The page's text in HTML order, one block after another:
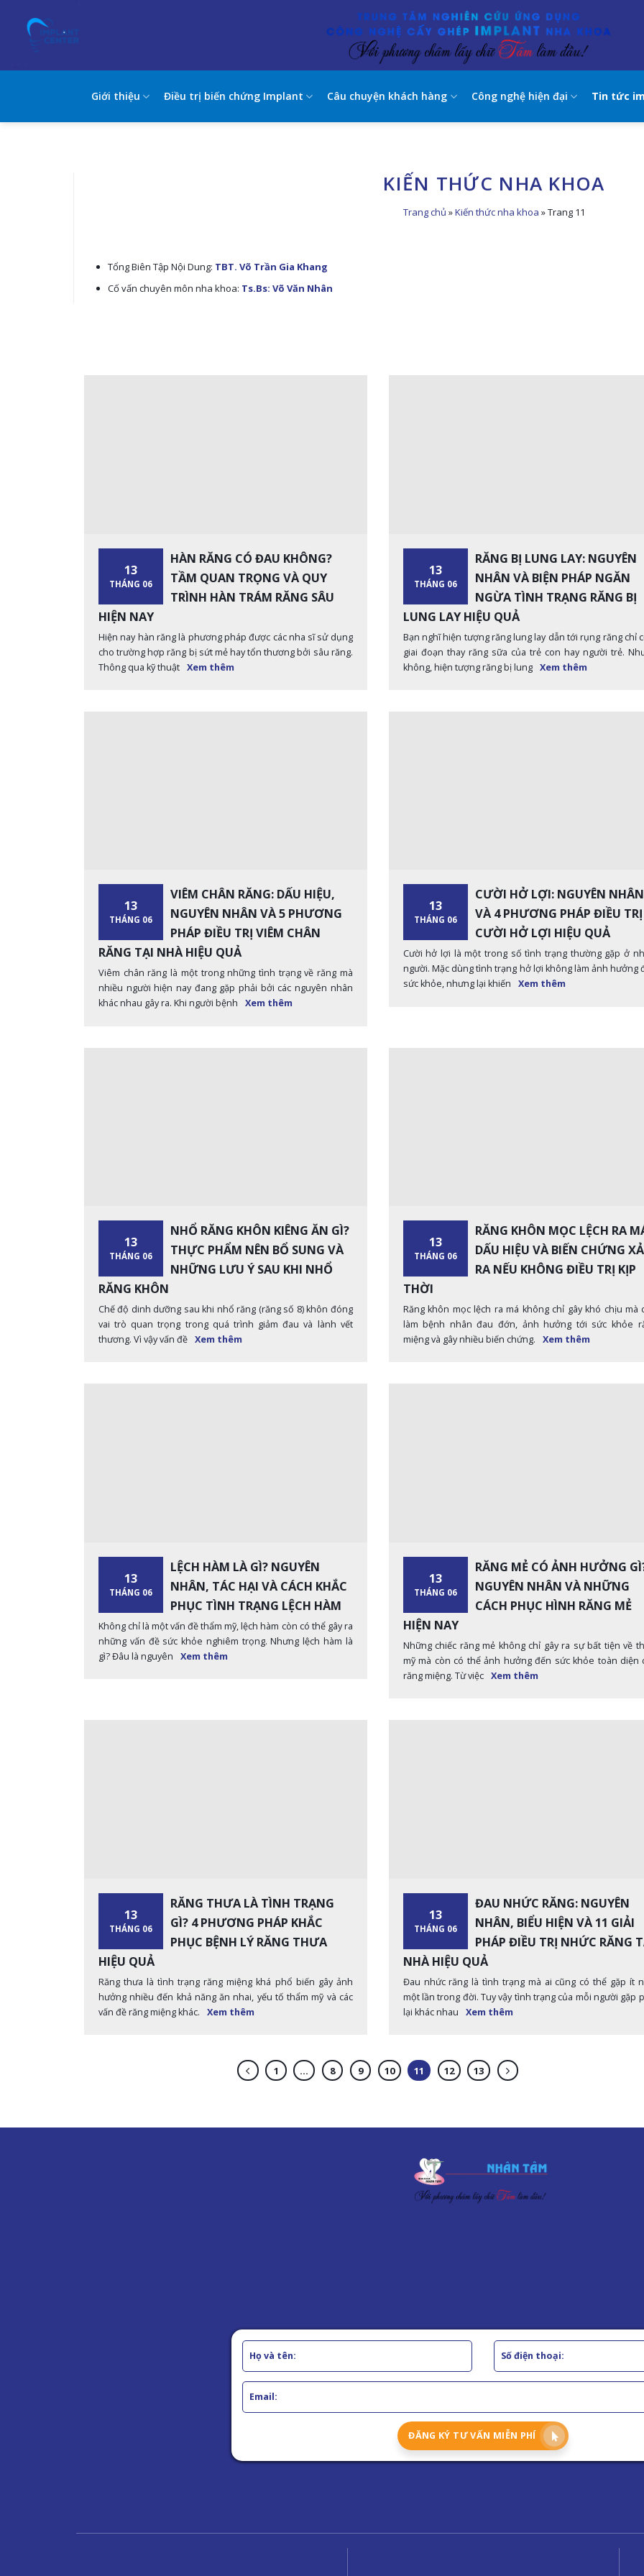
content
Giới thiệu Điều trị biến chứng Implant Câu chuyện khách hàng Công nghệ hiện đại Tin tức
KIẾN THỨC NHA KHOA
Trang chủ »Kiến thức nha khoa »Trang 11
Tổng Biên Tập Nội Dung: TBT. Võ Trần Gia Khang
Cố vấn chuyên môn nha khoa: Ts.Bs: Võ Văn Nhân
13
THÁNG 06
HÀN RĂNG CÓ ĐAU KHÔNG?
TẦM QUAN TRỌNG VÀ QUY
TRÌNH HÀN TRÁM RĂNG SÂU
HIỆN NAY
Hiện nay hàn răng là phương pháp được các nha sĩ sử dụng
cho trường hợp răng bị sứt mẻ hay tổn thương bởi sâu răng.
Thông qua kỹ thuật Xem thêm
13
THÁNG 06
RĂNG BỊ LUNG LAY: NGUYÊN
NHÂN VÀ BIỆN PHÁP NGĂN
NGỪA TÌNH TRẠNG RĂNG BỊ
LUNG LAY HIỆU QUẢ
Bạn nghĩ hiện tượng răng lung lay dẫn tới rụng răng chỉ
giai đoạn thay răng sữa của trẻ con hay người trẻ.
không, hiện tượng răng bị lung
Xem thêm
13
THÁNG 06
VIÊM CHÂN RĂNG: DẤU HIỆU,
NGUYÊN NHÂN VÀ 5 PHƯƠNG
PHÁP ĐIỀU TRỊ VIÊM CHÂN
RĂNG TẠI NHÀ HIỆU QUẢ
Viêm chân răng là một trong những tình trạng về răng mà
nhiều người hiện nay đang gặp phải bởi các nguyên nhân
khác nhau gây ra. Khi người bệnh
Xem thêm
13
THÁNG 06
CƯỜI HỞ LỢI: NGUYÊN NHÂN
VÀ 4 PHƯƠNG PHÁP ĐIỀU TRỊ
CƯỜI HỞ LỢI HIỆU QUẢ
Cười hở lợi là một trong số tình trạng thường gặp ở
người. Mặc dùng tình trạng hở lợi không làm ảnh hưởng
sức khỏe, nhưng lại khiến
Xem thêm
13
THÁNG 06
NHỔ RĂNG KHÔN KIÊNG ĂN GÌ?
THỰC PHẨM NÊN BỔ SUNG VÀ
NHỮNG LƯU Ý SAU KHI NHỔ
RĂNG KHÔN
Chế độ dinh dưỡng sau khi nhổ răng (răng số 8) khôn đóng
vai trò quan trọng trong quá trình giảm đau và lành vết
thương. Vì vậy vấn đề Xem thêm
13
THÁNG 06
RĂNG KHÔN MỌC LỆCH RA
DẤU HIỆU VÀ BIẾN CHỨNG
RA NẾU KHÔNG ĐIỀU TRỊ KỊP
THỜI
Răng khôn mọc lệch ra má không chỉ gây khó chịu mà
làm bệnh nhân đau đớn, ảnh hưởng tới sức khỏe
miệng và gây nhiều biến chứng.
Xem thêm
13
THÁNG 06
LỆCH HÀM LÀ GÌ? NGUYÊN
NHÂN, TÁC HẠI VÀ CÁCH KHẮC
PHỤC TÌNH TRẠNG LỆCH HÀM
Không chỉ là một vấn đề thẩm mỹ, lệch hàm còn có thể gây ra
những vấn đề sức khỏe nghiêm trọng. Nhưng lệch hàm là
gì? Đâu là nguyên
Xem thêm
13
THÁNG 06
RĂNG MẺ CÓ ẢNH HƯỞNG
NGUYÊN NHÂN VÀ NHỮNG
CÁCH PHỤC HÌNH RĂNG MẺ
HIỆN NAY
Những chiếc răng mẻ không chỉ gây ra sự bất tiện về
mỹ mà còn có thể ảnh hưởng đến sức khỏe toàn diện
răng miệng. Từ việc
Xem thêm
13
THÁNG 06
RĂNG THƯA LÀ TÌNH TRẠNG
GÌ? 4 PHƯƠNG PHÁP KHẮC
PHỤC BỆNH LÝ RĂNG THƯA
HIỆU QUẢ
Răng thưa là tình trạng răng miệng khá phổ biến gây ảnh
hưởng nhiều đến khả năng ăn nhai, yếu tố thẩm mỹ và các
vấn đề răng miệng khác.
Xem thêm
13
THÁNG 06
ĐAU NHỨC RĂNG: NGUYÊN
NHÂN, BIỂU HIỆN VÀ 11 GIẢI
PHÁP ĐIỀU TRỊ NHỨC RĂNG
NHÀ HIỆU QUẢ
Đau nhức răng là tình trạng mà ai cũng có thể gặp ít
một lần trong đời. Tuy vậy tình trạng của mỗi người gặp
lại khác nhau
Xem thêm
1 … 8 9 10 11 12 13
ĐĂNG KÝ TƯ VẤN MIỄN PHÍ